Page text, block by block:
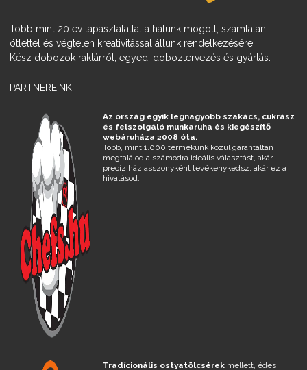
Több mint 20 év tapasztalattal a hátunk mögött, számtalan
ötlettel és végtelen kreativitással állunk rendelkezésére.
Kész dobozok raktárról, egyedi doboztervezés és gyártás.
PARTNEREINK
Az ország egyik legnagyobb szakács, cukrász
és felszolgáló munkaruha és kiegészítő
webáruháza 2008 óta.
Több, mint 1.000 termékünk közül garantáltan
megtalálod a számodra ideális választást, akár
precíz háziasszonyként tevékenykedsz, akár ez a
hivatásod.
Tradícionális ostyatölcsérekmellett, édes